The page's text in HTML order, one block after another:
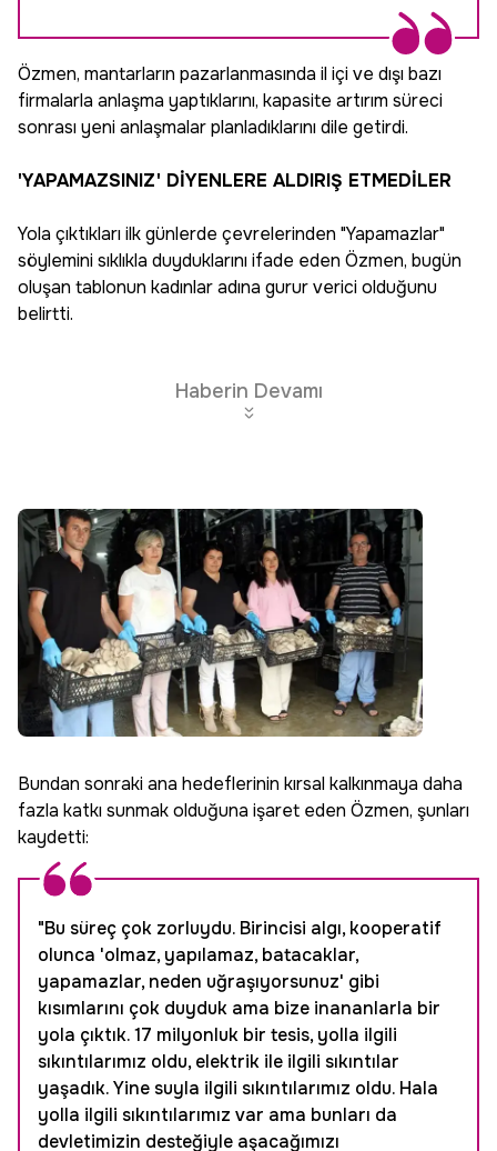
Özmen, mantarların pazarlanmasında il içi ve dışı bazı
firmalarla anlaşma yaptıklarını, kapasite artırım süreci
sonrası yeni anlaşmalar planladıklarını dile getirdi.
'YAPAMAZSINIZ' DİYENLERE ALDIRIŞ ETMEDİLER
Yola çıktıkları ilk günlerde çevrelerinden "Yapamazlar"
söylemini sıklıkla duyduklarını ifade eden Özmen, bugün
oluşan tablonun kadınlar adına gurur verici olduğunu
belirtti.
Haberin Devamı
Bundan sonraki ana hedeflerinin kırsal kalkınmaya daha
fazla katkı sunmak olduğuna işaret eden Özmen, şunları
kaydetti:
"Bu süreç çok zorluydu. Birincisi algı, kooperatif
olunca 'olmaz, yapılamaz, batacaklar,
yapamazlar, neden uğraşıyorsunuz' gibi
kısımlarını çok duyduk ama bize inananlarla bir
yola çıktık. 17 milyonluk bir tesis, yolla ilgili
sıkıntılarımız oldu, elektrik ile ilgili sıkıntılar
yaşadık. Yine suyla ilgili sıkıntılarımız oldu. Hala
yolla ilgili sıkıntılarımız var ama bunları da
devletimizin desteğiyle aşacağımızı